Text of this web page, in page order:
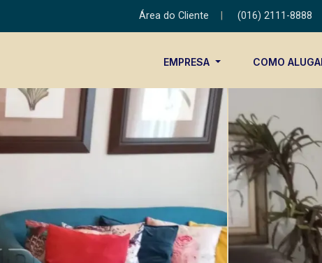
Área do Cliente (016) 2111-8888
EMPRESA COMO